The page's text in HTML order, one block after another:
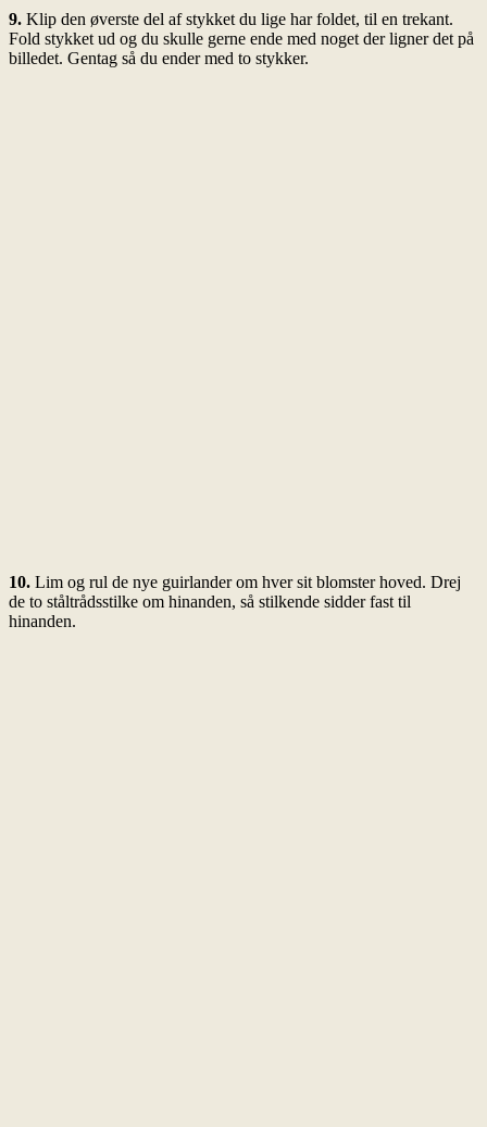
9. Klip den øverste del af stykket du lige har foldet, til en trekant.
Fold stykket ud og du skulle gerne ende med noget der ligner det på
billedet. Gentag så du ender med to stykker.
10. Lim og rul de nye guirlander om hver sit blomster hoved. Drej
de to ståltrådsstilke om hinanden, så stilkende sidder fast til
hinanden.